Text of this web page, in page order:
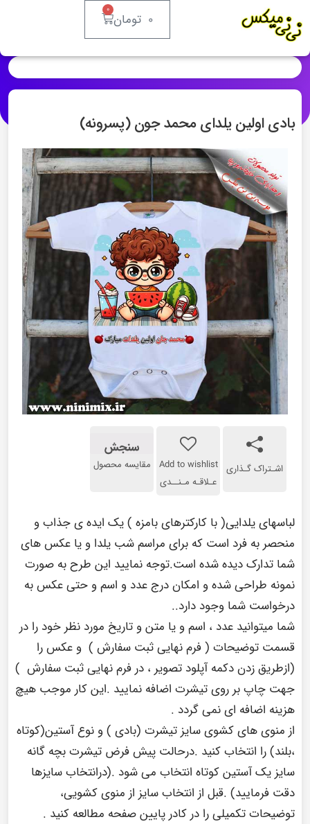
0 تومان 0
بادی اولین یلدای محمد جون (پسرونه)
اشـتراک گـذاری Add to wishlist
عـلاقـه مـنــدی
سنجش
مقایسه محصول
لباسهای یلدایی( با کارکترهای بامزه ) یک ایده ی جذاب و
منحصر به فرد است که برای مراسم شب یلدا و یا عکس های
شما تدارک دیده شده است.توجه نمایید این طرح به صورت
نمونه طراحی شده و امکان درج عدد و اسم و حتی عکس به
درخواست شما وجود دارد..
شما میتوانید عدد ، اسم و یا متن و تاریخ مورد نظر خود را در
قسمت توضیحات ( فرم نهایی ثبت سفارش ) و عکس را
(ازطریق زدن دکمه آپلود تصویر ، در فرم نهایی ثبت سفارش )
جهت چاپ بر روی تیشرت اضافه نمایید .این کار موجب هیچ
هزینه اضافه ای نمی گردد .
از منوی های کشوی سایز تیشرت (بادی ) و نوع آستین(کوتاه
،بلند) را انتخاب کنید .درحالت پیش فرض تیشرت بچه گانه
سایز یک آستین کوتاه انتخاب می شود .(درانتخاب سایزها
دقت فرمایید) .قبل از انتخاب سایز از منوی کشویی،
توضیحات تکمیلی را در کادر پایین صفحه مطالعه کنید .